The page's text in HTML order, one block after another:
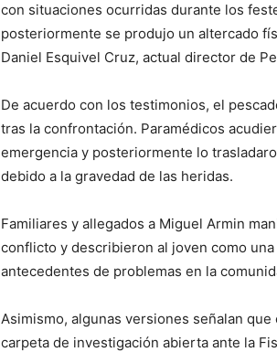
con situaciones ocurridas durante los
posteriormente se produjo un altercado
Daniel Esquivel Cruz, actual director de
De acuerdo con los testimonios, el
tras la confrontación. Paramédicos
emergencia y posteriormente lo
debido a la gravedad de las heridas.
Familiares y allegados a Miguel Armin
conflicto y describieron al joven como
antecedentes de problemas en la
Asimismo, algunas versiones señalan
carpeta de investigación abierta ante la